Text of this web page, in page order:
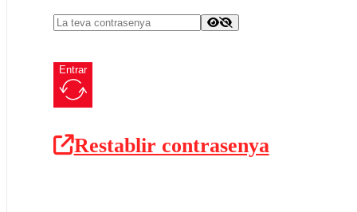
Entrar
Restablir contrasenya